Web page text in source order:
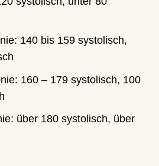
140 bis 159 systolisch,
160 – 179 systolisch, 100
über 180 systolisch, über